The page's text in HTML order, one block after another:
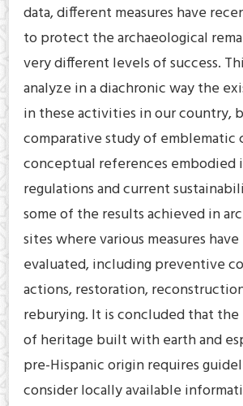
data, different measures have
to protect the archaeological
very different levels of success.
analyze in a diachronic way the
in these activities in our country,
comparative study of emblematic
conceptual references embodied
regulations and current
some of the results achieved in
sites where various measures
evaluated, including preventive
actions, restoration,
reburying. It is concluded that the
of heritage built with earth and
pre-Hispanic origin requires
consider locally available